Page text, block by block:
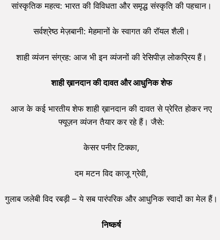
सांस्कृतिक महत्व: भारत की विविधता और समृद्ध संस्कृति की पहचान।
सर्वश्रेष्ठ मेज़बानी: मेहमानों के स्वागत की रॉयल शैली।
शाही व्यंजन संग्रह: आज भी इन व्यंजनों की रेसिपीज़ लोकप्रिय हैं।
शाही ख़ानदान की दावत और आधुनिक शेफ
आज के कई भारतीय शेफ शाही ख़ानदान की दावत से प्रेरित होकर नए
फ्यूज़न व्यंजन तैयार कर रहे हैं। जैसे:
केसर पनीर टिक्का,
दम मटन विद काजू ग्रेवी,
गुलाब जलेबी विद रबड़ी – ये सब पारंपरिक और आधुनिक स्वादों का मेल हैं।
निष्कर्ष